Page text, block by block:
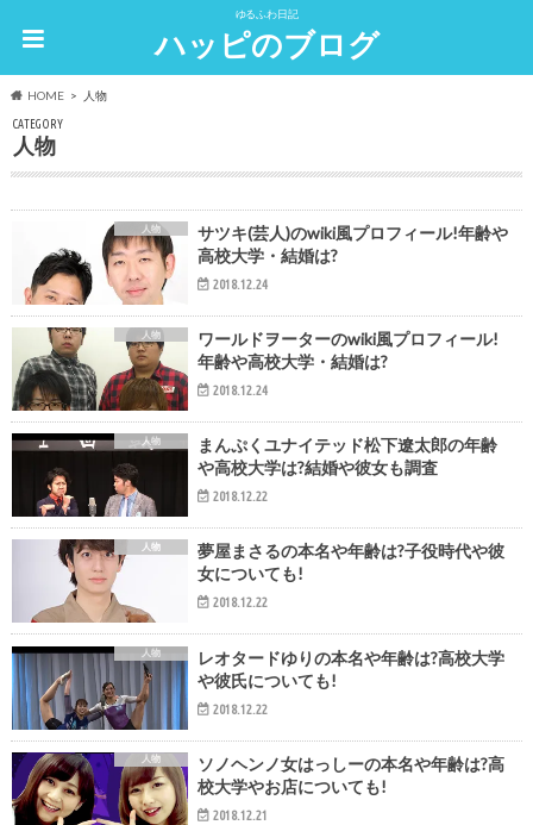
ゆるふわ日記
ハッピのブログ
HOME 人物
CATEGORY
人物
人物
サツキ(芸人)のwiki風プロフィール!年齢や
高校大学・結婚は?
2018.12.24
人物
ワールドヲーターのwiki風プロフィール!
年齢や高校大学・結婚は?
2018.12.24
人物
まんぷくユナイテッド松下遼太郎の年齢
や高校大学は?結婚や彼女も調査
2018.12.22
人物
夢屋まさるの本名や年齢は?子役時代や彼
女についても!
2018.12.22
人物
レオタードゆりの本名や年齢は?高校大学
や彼氏についても!
2018.12.22
人物
ソノヘンノ女はっしーの本名や年齢は?高
校大学やお店についても!
2018.12.21